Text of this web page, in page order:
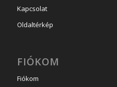
Kapcsolat
Oldaltérkép
FIÓKOM
Fiókom